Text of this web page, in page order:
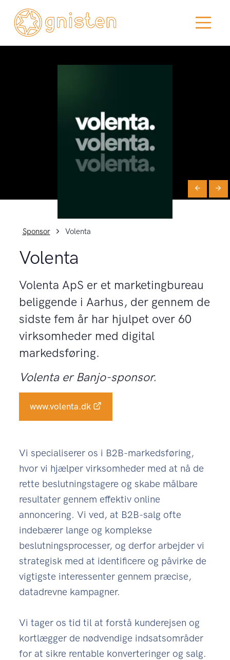
Sponsor Volenta
Volenta
Volenta ApS er et marketingbureau
beliggende i Aarhus, der gennem de
sidste fem år har hjulpet over 60
virksomheder med digital
markedsføring.
Volenta er Banjo-sponsor.
www.volenta.dk
Vi specialiserer os i B2B-markedsføring,
hvor vi hjælper virksomheder med at nå de
rette beslutningstagere og skabe målbare
resultater gennem effektiv online
annoncering. Vi ved, at B2B-salg ofte
indebærer lange og komplekse
beslutningsprocesser, og derfor arbejder vi
strategisk med at identificere og påvirke de
vigtigste interessenter gennem præcise,
datadrevne kampagner.
Vi tager os tid til at forstå kunderejsen og
kortlægger de nødvendige indsatsområder
for at sikre rentable konverteringer og salg.